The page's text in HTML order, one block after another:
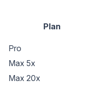
Plan
Pro
Max 5x
Max 20x